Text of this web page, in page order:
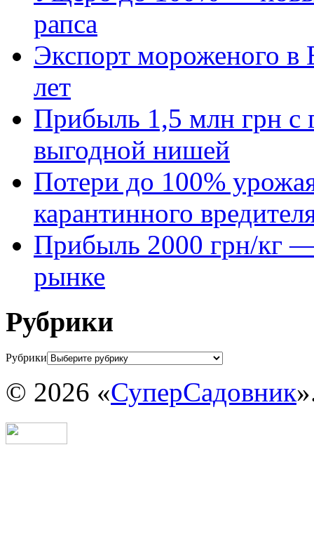
рапса
Экспорт мороженого в
лет
Прибыль 1,5 млн грн с
выгодной нишей
Потери до 100%
карантинного
Прибыль 2000 грн/кг —
рынке
Рубрики
Рубрики
© 2026 «СуперСадовник